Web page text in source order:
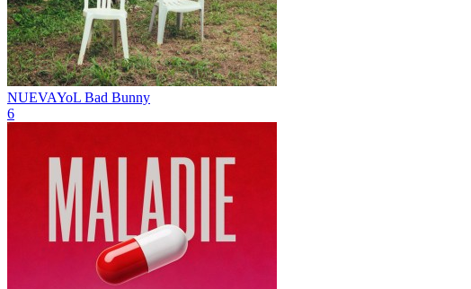
NUEVAYoL Bad Bunny
6